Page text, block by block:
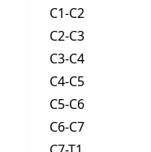
C1-C2
C2-C3
C3-C4
C4-C5
C5-C6
C6-C7